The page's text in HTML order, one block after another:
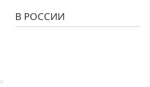
В РОССИИ